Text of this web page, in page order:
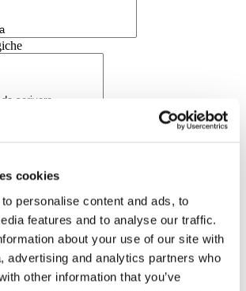
cookies
personalise content and ads, to
features and to analyse our traffic.
about your use of our site with
advertising and analytics partners who
other information that you’ve
7 - 20121 Milano
r.a